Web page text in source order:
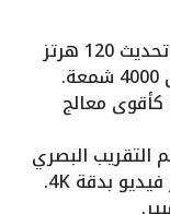
شاشة اموليد ممتازة تدعم معدل تحديث 120 هرتز
معالج
التقريب البصري